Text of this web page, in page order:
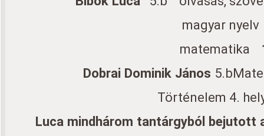
magyar
matematika
Dobrai Dominik János
Történelem 4.
Luca mindhárom tantárgyból bejutott